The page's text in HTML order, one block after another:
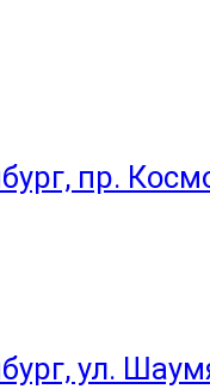
пр.
ул.